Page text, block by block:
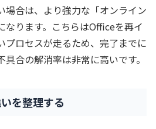
場合は、より強力な「オンライン
なります。こちらはOfficeを再イ
プロセスが走るため、完了までに
合の解消率は非常に高いです。
を整理する